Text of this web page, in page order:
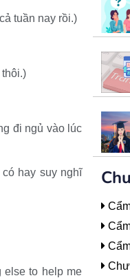
tuần nay rồi.)
đi ngủ vào lúc
hay suy nghĩ
else to help me